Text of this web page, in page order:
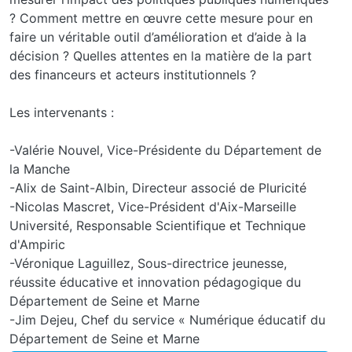
? Comment mettre en œuvre cette mesure pour en
faire un véritable outil d’amélioration et d’aide à la
décision ? Quelles attentes en la matière de la part
des financeurs et acteurs institutionnels ?
Les intervenants :
-Valérie Nouvel, Vice-Présidente du Département de
la Manche
-Alix de Saint-Albin, Directeur associé de Pluricité
-Nicolas Mascret, Vice-Président d'Aix-Marseille
Université, Responsable Scientifique et Technique
d'Ampiric
-Véronique Laguillez, Sous-directrice jeunesse,
réussite éducative et innovation pédagogique du
Département de Seine et Marne
-Jim Dejeu, Chef du service « Numérique éducatif du
Département de Seine et Marne